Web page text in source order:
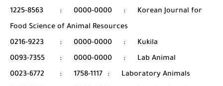
1225-8563
: 0000-0000 :
Korean Journal for
Food Science of Animal Resources
0216-9223
: 0000-0000 :
Kukila
0093-7355
: 0000-0000 :
Lab Animal
0023-6772
: 1758-1117 :
Laboratory Animals